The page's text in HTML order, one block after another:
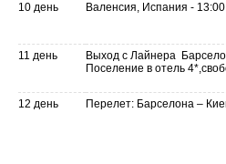
10 день
Валенсия, Испания -
11 день
Выход с Лайнера
Поселение в отель
12 день Перелет: Барселона –